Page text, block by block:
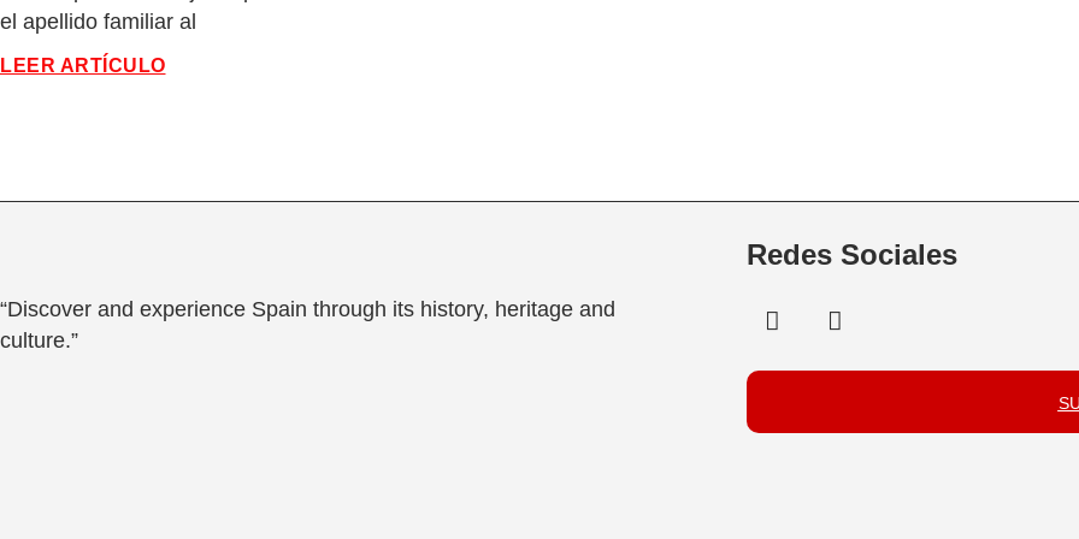
el apellido familiar al
LEER ARTÍCULO
“Discover and experience Spain through its history, heritage and
culture.”
Redes Sociales